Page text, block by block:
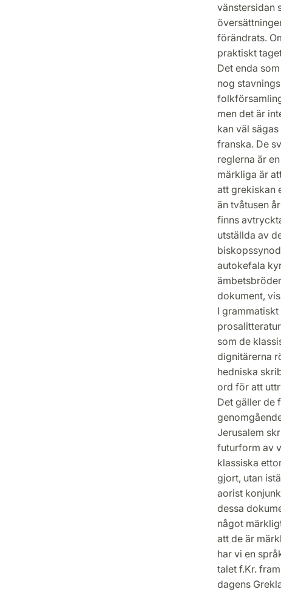
vänstersidan
förändrats.
praktiskt
Det enda
nog
men det är
kan väl
franska. De
reglerna är
märkliga är
att grekiskan
än tvåtusen
finns
utställda av
autokefala
dokument,
I
som de
dignitärerna
hedniska
ord för att
Det gäller de
Jerusalem
futurform av
klassiska
gjort, utan
aorist
dessa
något
att de är
har vi en
talet f.Kr.
dagens